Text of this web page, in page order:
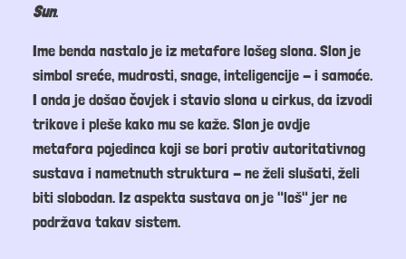
Sun.
Ime benda nastalo je iz metafore lošeg slona. Slon je
simbol sreće, mudrosti, snage, inteligencije - i samoće.
I onda je došao čovjek i stavio slona u cirkus, da izvodi
trikove i pleše kako mu se kaže. Slon je ovdje
metafora pojedinca koji se bori protiv autoritativnog
sustava i nametnuth struktura - ne želi slušati, želi
biti slobodan. Iz aspekta sustava on je "loš" jer ne
podržava takav sistem.